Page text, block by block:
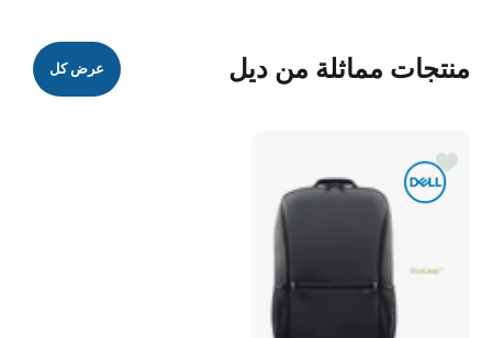
منتجات مماثلة من ديل عرض كل